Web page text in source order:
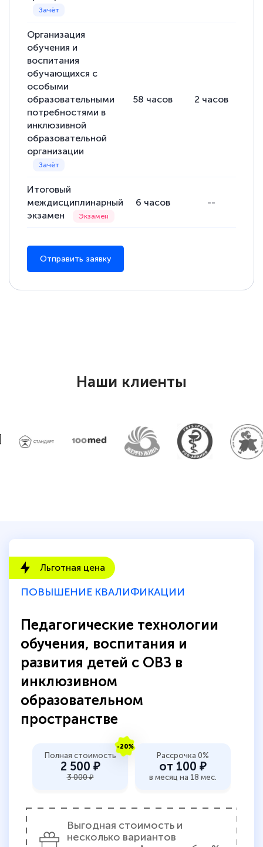
Евгения Коротких
Знаток города 2 уровня
12 марта 2026
Спасибо большое Академии! Грамотное,
вежливое сопровождение! Всё чётко и
понятно! Проходила повышение
квалификации. Ещё раз - СПАСИБО!
Елена Петрикс
Знаток города 5 уровня
Всем добрый день! Я прошла курс
интересующие вопросы и в течении
Обучение понравилось: огромное
количество тематической литературы,
пособий и учебников доступно на время
прохождения курса, удобная система
каком этапе…
Организация
обучения и
воспитания
обучающихся с
особыми
образовательными
потребностями в
инклюзивной
образовательной
организации
58 часов 2 часов
Итоговый
междисциплинарный
экзамен
6 часов --
Отправить заявку
Наши клиенты
Льготная цена
ПОВЫШЕНИЕ КВАЛИФИКАЦИИ
Педагогические технологии
обучения, воспитания и
развития детей с ОВЗ в
инклюзивном
образовательном
пространстве
-20%
Полная стоимость
2 500 ₽
3 000 ₽
Рассрочка 0%
от 100 ₽
в месяц на 18 мес.
Выгодная стоимость и
несколько вариантов